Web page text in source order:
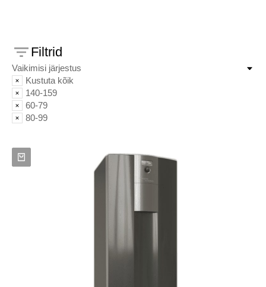
Filtrid
Kustuta kõik
140-159
60-79
80-99